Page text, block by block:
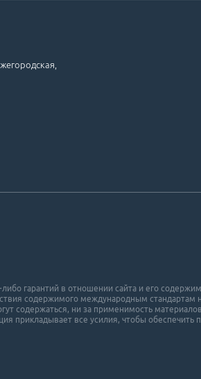
гарантий в отношении cайта и его
содержимого международным
содержаться, ни за применимость
прикладывает все усилия, чтобы